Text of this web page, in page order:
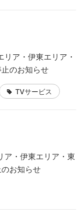
ア・伊東エリア・
のお知らせ
TVサービス
ア・伊東エリア・東
お知らせ